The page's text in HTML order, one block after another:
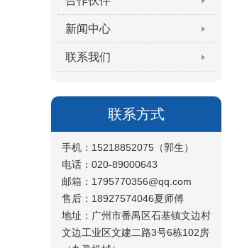
新闻中心
联系我们
联系方式
手机：15218852075（郭生）
电话：020-89000643
邮箱：1795770356@qq.com
售后：18927574046夏师傅
地址：广州市番禺区石基镇文边村
文边工业区文建二路3号6栋102房